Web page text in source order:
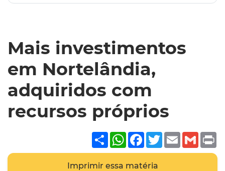
Mais investimentos
em Nortelândia,
adquiridos com
recursos próprios
ShareWhatsApp
Facebook
Twitter
Email
Imprimir essa matéria